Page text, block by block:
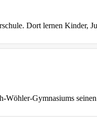
Dort lernen Kinder,